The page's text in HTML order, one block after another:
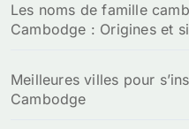
Les noms de famille
Cambodge : Origines et
Meilleures villes pour
Cambodge